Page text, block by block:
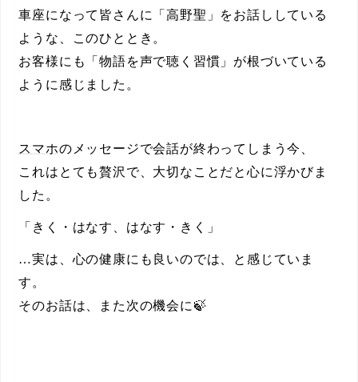
車座になって皆さんに「高野聖 」をお話ししている
ような、このひととき。
お客様にも「物語を声で聴く習慣」が根づいている
ように感じました。
スマホのメッセージで会話が終わってしまう今、
これはとても贅沢で、大切なことだと心に浮かびま
した。
「きく・はなす、はなす・きく」
…実は、心の健康にも良いのでは、と感じていま
す。
そのお話は、また次の機会に🍃